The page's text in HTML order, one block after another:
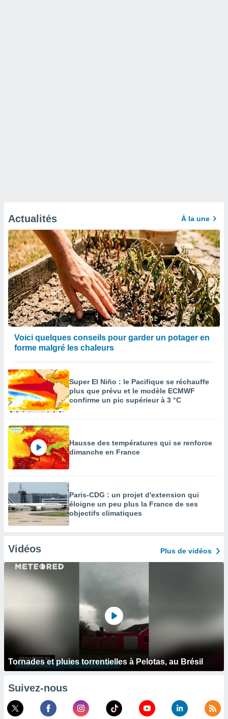
Actualités À la une
Voici quelques conseils pour garder un potager en
forme malgré les chaleurs
Super El Niño : le Pacifique se réchauffe
plus que prévu et le modèle ECMWF
confirme un pic supérieur à 3 °C
Hausse des températures qui se renforce
dimanche en France
Paris-CDG : un projet d'extension qui
éloigne un peu plus la France de ses
objectifs climatiques
Vidéos Plus de vidéos
Tornades et pluies torrentielles à Pelotas, au Brésil
Suivez-nous